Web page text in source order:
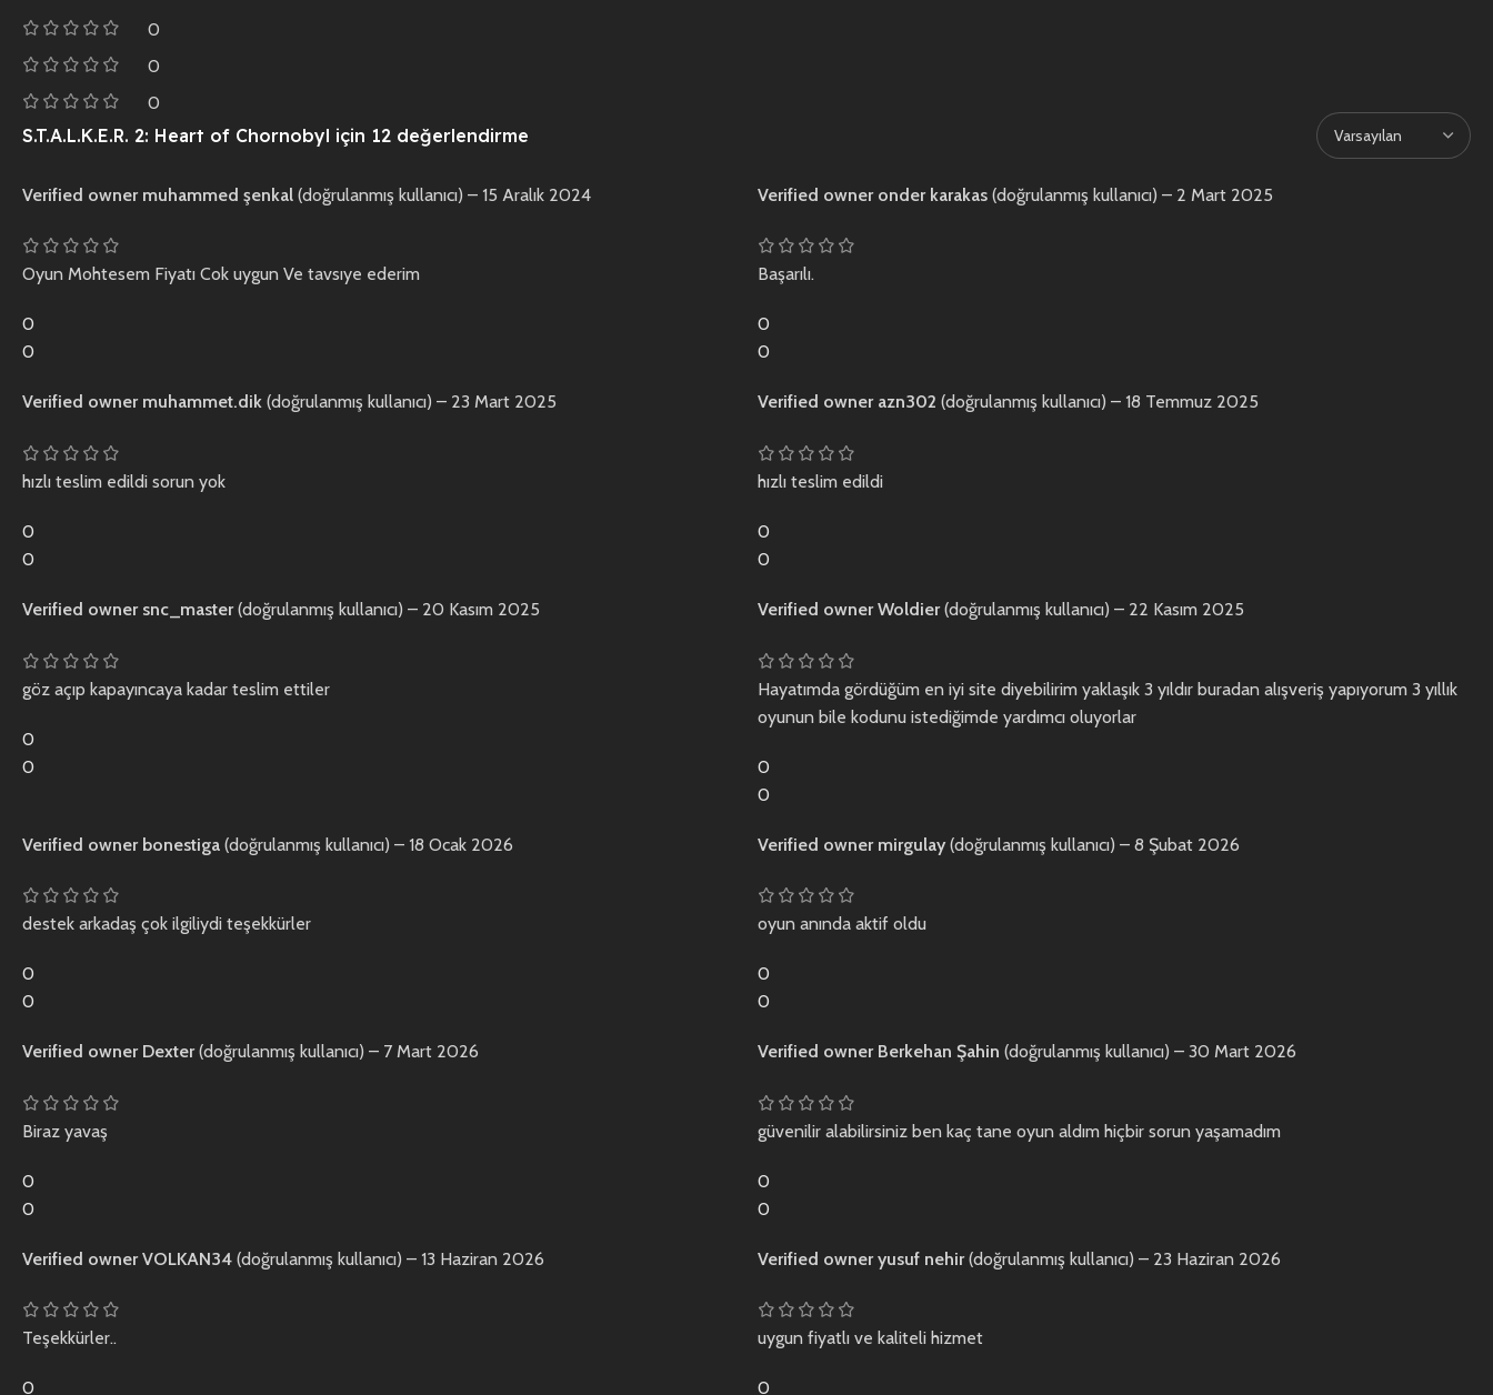
0
0
0
S.T.A.L.K.E.R. 2: Heart of Chornobyl için 12 değerlendirme
Verified owner muhammed şenkal (doğrulanmış kullanıcı) – 15 Aralık 2024
Oyun Mohtesem Fiyatı Cok uygun Ve tavsıye ederim
0
0
Verified owner onder karakas (doğrulanmış kullanıcı) – 2 Mart 2025
Başarılı.
0
0
Verified owner muhammet.dik (doğrulanmış kullanıcı) – 23 Mart 2025
hızlı teslim edildi sorun yok
0
0
Verified owner azn302 (doğrulanmış kullanıcı) – 18 Temmuz 2025
hızlı teslim edildi
0
0
Verified owner snc_master(doğrulanmış kullanıcı) – 20 Kasım 2025
göz açıp kapayıncaya kadar teslim ettiler
0
0
Verified ownerWoldier(doğrulanmış kullanıcı) – 22 Kasım 2025
Hayatımda gördüğüm en iyi site diyebilirim yaklaşık 3 yıldır buradan alışveriş yapıyorum 3 yıllık
oyunun bile kodunu istediğimde yardımcı oluyorlar
0
0
Verified owner bonestiga (doğrulanmış kullanıcı) – 18 Ocak 2026
destek arkadaş çok ilgiliydi teşekkürler
0
0
Verified owner mirgulay(doğrulanmış kullanıcı) – 8 Şubat 2026
oyun anında aktif oldu
0
0
Verified owner Dexter(doğrulanmış kullanıcı) – 7 Mart 2026
Biraz yavaş
0
0
Verified owner Berkehan Şahin (doğrulanmış kullanıcı) – 30 Mart 2026
güvenilir alabilirsiniz ben kaç tane oyun aldım hiçbir sorun yaşamadım
0
0
Verified ownerVOLKAN34 (doğrulanmış kullanıcı) – 13 Haziran 2026
Teşekkürler..
0
Verified owneryusuf nehir(doğrulanmış kullanıcı) – 23 Haziran 2026
uygun fiyatlı ve kaliteli hizmet
0